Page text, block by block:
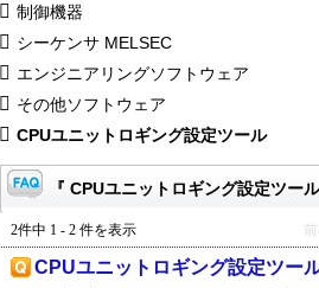
制御機器
シーケンサ MELSEC
エンジニアリングソフトウェア
その他ソフトウェア
CPUユニットロギング設定ツール
『 CPUユニットロギング設定ツー
2件中 1 - 2 件を表示
CPUユニットロギング設定ツー